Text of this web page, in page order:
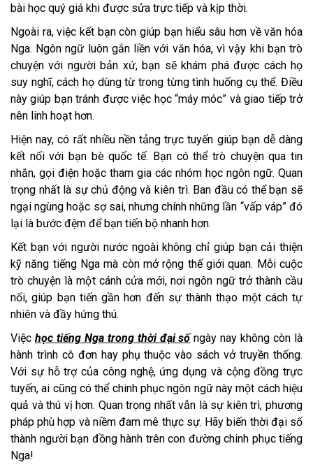
bài học quý giá khi được sửa trực tiếp và kịp thời.
Ngoài ra, việc kết bạn còn giúp bạn hiểu sâu hơn về văn hóa
Nga. Ngôn ngữ luôn gắn liền với văn hóa, vì vậy khi bạn trò
chuyện với người bản xứ, bạn sẽ khám phá được cách họ
suy nghĩ, cách họ dùng từ trong từng tình huống cụ thể. Điều
này giúp bạn tránh được việc học “máy móc” và giao tiếp trở
nên linh hoạt hơn.
Hiện nay, có rất nhiều nền tảng trực tuyến giúp bạn dễ dàng
kết nối với bạn bè quốc tế. Bạn có thể trò chuyện qua tin
nhắn, gọi điện hoặc tham gia các nhóm học ngôn ngữ. Quan
trọng nhất là sự chủ động và kiên trì. Ban đầu có thể bạn sẽ
ngại ngùng hoặc sợ sai, nhưng chính những lần “vấp váp” đó
lại là bước đệm để bạn tiến bộ nhanh hơn.
Kết bạn với người nước ngoài không chỉ giúp bạn cải thiện
kỹ năng tiếng Nga mà còn mở rộng thế giới quan. Mỗi cuộc
trò chuyện là một cánh cửa mới, nơi ngôn ngữ trở thành cầu
nối, giúp bạn tiến gần hơn đến sự thành thạo một cách tự
nhiên và đầy hứng thú.
Việc học tiếng Nga trong thời đại sốngày nay không còn là
hành trình cô đơn hay phụ thuộc vào sách vở truyền thống.
Với sự hỗ trợ của công nghệ, ứng dụng và cộng đồng trực
tuyến, ai cũng có thể chinh phục ngôn ngữ này một cách hiệu
quả và thú vị hơn. Quan trọng nhất vẫn là sự kiên trì, phương
pháp phù hợp và niềm đam mê thực sự. Hãy biến thời đại số
thành người bạn đồng hành trên con đường chinh phục tiếng
Nga!